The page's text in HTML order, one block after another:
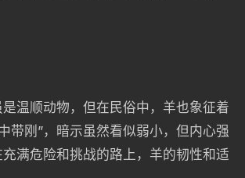
温顺动物，但在民俗中，羊也象征着
带刚”，暗示虽然看似弱小，但内心强
满危险和挑战的路上，羊的韧性和适